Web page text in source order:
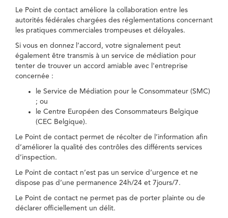
Le Point de contact améliore la collaboration entre les
autorités fédérales chargées des réglementations concernant
les pratiques commerciales trompeuses et déloyales.
Si vous en donnez l’accord, votre signalement peut
également être transmis à un service de médiation pour
tenter de trouver un accord amiable avec l'entreprise
concernée :
le Service de Médiation pour le Consommateur (SMC)
; ou
le Centre Européen des Consommateurs Belgique
(CEC Belgique).
Le Point de contact permet de récolter de l’information afin
d’améliorer la qualité des contrôles des différents services
d’inspection.
Le Point de contact n’est pas un service d’urgence et ne
dispose pas d’une permanence 24h/24 et 7jours/7.
Le Point de contact ne permet pas de porter plainte ou de
déclarer officiellement un délit.